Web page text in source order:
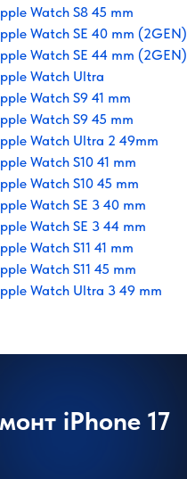
Watch S8 45 mm
Watch SE 40 mm (2GEN)
Watch SE 44 mm (2GEN)
Watch Ultra
Watch S9 41 mm
Watch S9 45 mm
Watch Ultra 2 49mm
Watch S10 41 mm
Watch S10 45 mm
Watch SE 3 40 mm
Watch SE 3 44 mm
Watch S11 41 mm
Watch S11 45 mm
Watch Ultra 3 49 mm
iPhone 17